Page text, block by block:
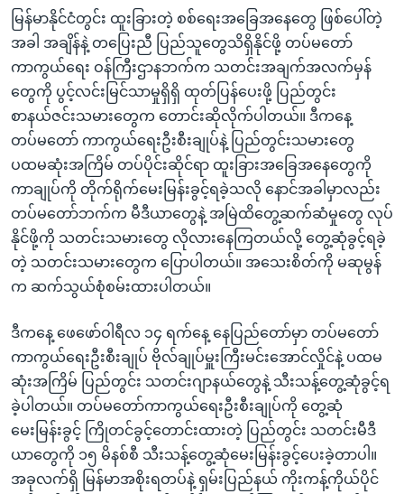
ရန်
ရှာဖွေ
ကျော်
ဘာသာစကားများ
မြန်မာနိုင်ငံတွင်း ထူးခြားတဲ့ စစ်ရေးအခြေအနေတွေ ဖြစ်ပေါ်တဲ့
အခါ အချိန်နဲ့ တပြေးညီ ပြည်သူတွေသိရှိနိုင်ဖို့ တပ်မတော်
ကာကွယ်ရေး ဝန်ကြီးဌာနဘက်က သတင်းအချက်အလက်မှန်
တွေကို ပွင့်လင်းမြင်သာမှုရှိရှိ ထုတ်ပြန်ပေးဖို့ ပြည်တွင်း
စာနယ်ဇင်းသမားတွေက တောင်းဆိုလိုက်ပါတယ်။ ဒီကနေ့
တပ်မတော် ကာကွယ်ရေးဦးစီးချုပ်နဲ့ ပြည်တွင်းသမားတွေ
ပထမဆုံးအကြိမ် တပ်ပိုင်းဆိုင်ရာ ထူးခြားအခြေအနေတွေကို
ကာချုပ်ကို တိုက်ရိုက်မေးမြန်းခွင့်ရခဲ့သလို နောင်အခါမှာလည်း
တပ်မတော်ဘက်က မီဒီယာတွေနဲ့ အမြဲထိတွေ့ဆက်ဆံမှုတွေ လုပ်
နိုင်ဖို့ကို သတင်းသမားတွေ လိုလားနေကြတယ်လို့ တွေ့ဆုံခွင့်ရခဲ့
တဲ့ သတင်းသမားတွေက ပြောပါတယ်။ အသေးစိတ်ကို မဆုမွန်
က ဆက်သွယ်စုံစမ်းထားပါတယ်။
ဒီကနေ့ ဖေဖော်ဝါရီလ ၁၄ ရက်နေ့ နေပြည်တော်မှာ တပ်မတော်
ကာကွယ်ရေးဦးစီးချုပ် ဗိုလ်ချုပ်မှူးကြီးမင်းအောင်လှိုင်နဲ့ ပထမ
ဆုံးအကြိမ် ပြည်တွင်း သတင်းဂျာနယ်တွေနဲ့ သီးသန့်တွေ့ဆုံခွင့်ရ
ခဲ့ပါတယ်။ တပ်မတော်ကာကွယ်ရေးဦးစီးချုပ်ကို တွေ့ဆုံ
မေးမြန်းခွင့် ကြိုတင်ခွင့်တောင်းထားတဲ့ ပြည်တွင်း သတင်းမီဒီ
ယာတွေကို ၁၅ မိနစ်စီ သီးသန့်တွေ့ဆုံမေးမြန်းခွင့်ပေးခဲ့တာပါ။
အခုလက်ရှိ မြန်မာအစိုးရတပ်နဲ့ ရှမ်းပြည်နယ် ကိုးကန့်ကိုယ်ပိုင်